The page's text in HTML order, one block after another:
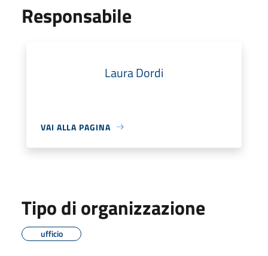
Responsabile
Laura Dordi
VAI ALLA PAGINA
Tipo di organizzazione
ufficio